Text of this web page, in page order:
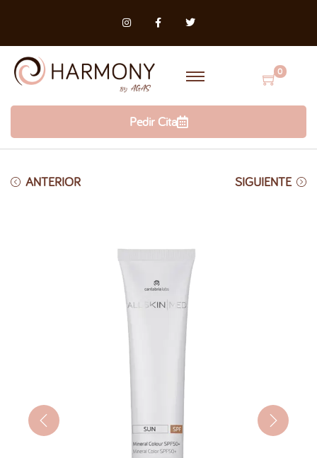
0
Pedir Cita
ANTERIOR SIGUIENTE